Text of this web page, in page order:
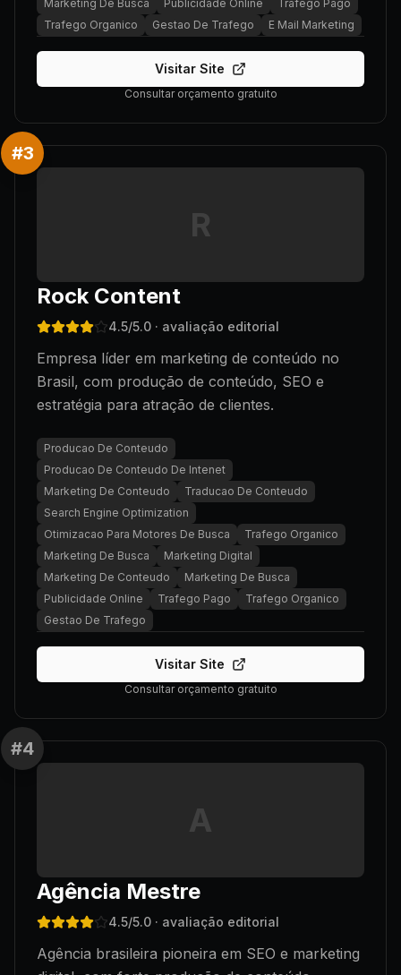
Marketing De Busca Publicidade Online
Trafego Pago
Trafego Organico
Gestao De Trafego E Mail Marketing
Visitar Site
Consultar orçamento gratuito
#3
R
Rock Content
4.5/5.0 · avaliação editorial
Empresa líder em marketing de conteúdo no
Brasil, com produção de conteúdo, SEO e
estratégia para atração de clientes.
Producao De Conteudo
Producao De Conteudo De Intenet
Marketing De Conteudo
Traducao De Conteudo
Search Engine Optimization
Otimizacao Para Motores De Busca
Trafego Organico
Marketing De Busca
Marketing Digital
Marketing De Conteudo
Marketing De Busca
Publicidade Online
Trafego Pago
Trafego Organico
Gestao De Trafego
Visitar Site
Consultar orçamento gratuito
#4
A
Agência Mestre
4.5/5.0 · avaliação editorial
Agência brasileira pioneira em SEO e marketing